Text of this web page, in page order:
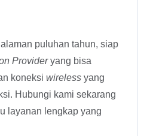
puluhan tahun, siap
Provideryang bisa
koneksi wireless yang
Hubungi kami sekarang
layanan lengkap yang